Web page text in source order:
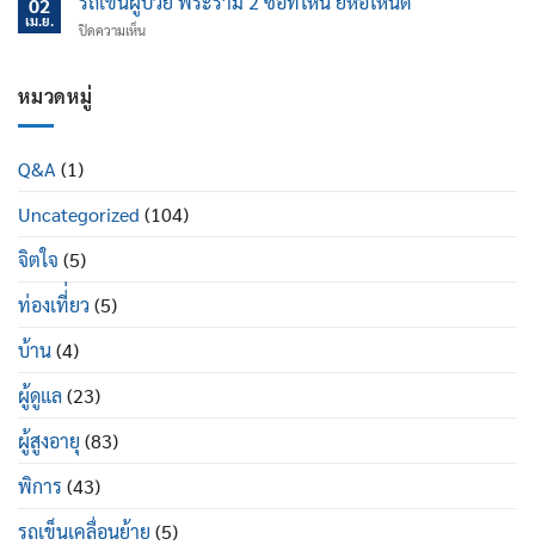
ไหน
นอน
ป้องกัน
ข้อ
บ้าง
02
เม.ย.
ปิดความเห็นบน
ยี่ห้อ
หมวดหมู่
Q&A (1)
Uncategorized (104)
จิตใจ (5)
ท่องเที่่ยว (5)
บ้าน(4)
ผู้ดูแล (23)
ผู้สูงอายุ (83)
พิการ (43)
รถเข็นเคลื่อนย้าย (5)